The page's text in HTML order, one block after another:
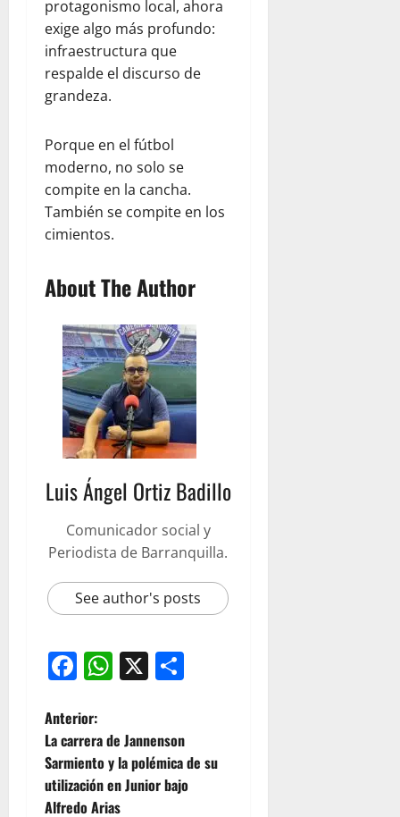
protagonismo local, ahora
exige algo más profundo:
infraestructura que
respalde el discurso de
grandeza.
Porque en el fútbol
moderno, no solo se
compite en la cancha.
También se compite en los
cimientos.
About The Author
Luis Ángel Ortiz Badillo
Comunicador social y
Periodista de Barranquilla.
See author's posts
Facebook
WhatsApp
X
Anterior:
La carrera de Jannenson
Sarmiento y la polémica de su
utilización en Junior bajo
Alfredo Arias